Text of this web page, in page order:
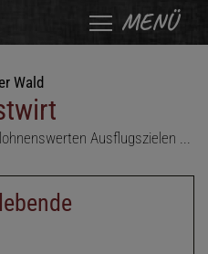
MENÜ
Wald
Ausflugszielen ...